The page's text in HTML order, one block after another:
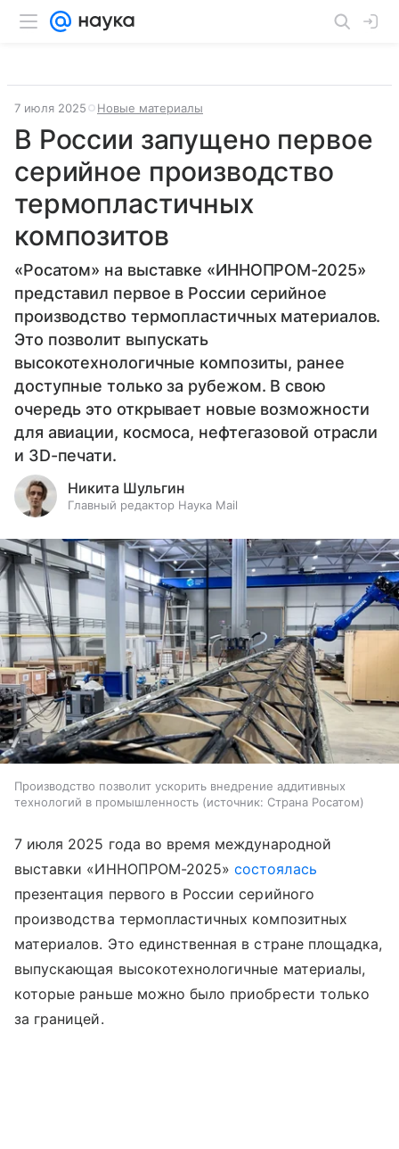
7 июля 2025 Новые материалы
В России запущено первое
серийное производство
термопластичных
композитов
«Росатом» на выставке «ИННОПРОМ-2025»
представил первое в России серийное
производство термопластичных материалов.
Это позволит выпускать
высокотехнологичные композиты, ранее
доступные только за рубежом. В свою
очередь это открывает новые возможности
для авиации, космоса, нефтегазовой отрасли
и 3D-печати.
Никита Шульгин
Главный редактор Наука Mail
Производство позволит ускорить внедрение аддитивных
технологий в промышленность
источник: Страна Росатом
7 июля 2025 года во время международной
выставки «ИННОПРОМ-2025»состоялась
презентация первого в России серийного
производства термопластичных композитных
материалов. Это единственная в стране площадка,
выпускающая высокотехнологичные материалы,
которые раньше можно было приобрести только
за границей.